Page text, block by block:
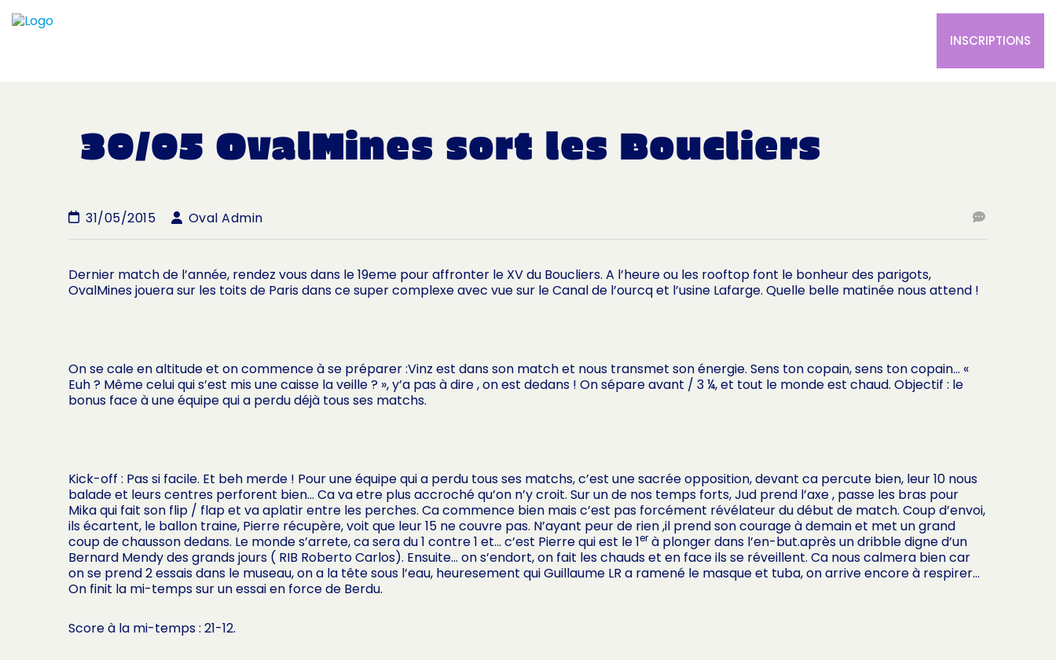
INSCRIPTIONS
30/05 OvalMines sort les Boucliers
31/05/2015 Oval Admin
Dernier match de l’année, rendez vous dans le 19eme pour affronter le XV du Boucliers. A l’heure ou les rooftop font le bonheur des parigots,
OvalMines jouera sur les toits de Paris dans ce super complexe avec vue sur le Canal de l’ourcq et l’usine Lafarge. Quelle belle matinée nous attend !
On se cale en altitude et on commence à se préparer :Vinz est dans son match et nous transmet son énergie. Sens ton copain, sens ton copain… «
Euh ? Même celui qui s’est mis une caisse la veille ? », y’a pas à dire , on est dedans ! On sépare avant / 3 ¼, et tout le monde est chaud. Objectif : le
bonus face à une équipe qui a perdu déjà tous ses matchs.
Kick-off : Pas si facile. Et beh merde ! Pour une équipe qui a perdu tous ses matchs, c’est une sacrée opposition, devant ca percute bien, leur 10 nous
balade et leurs centres perforent bien… Ca va etre plus accroché qu’on n’y croit. Sur un de nos temps forts, Jud prend l’axe , passe les bras pour
Mika qui fait son flip / flap et va aplatir entre les perches. Ca commence bien mais c’est pas forcément révélateur du début de match. Coup d’envoi,
ils écartent, le ballon traine, Pierre récupère, voit que leur 15 ne couvre pas. N’ayant peur de rien ,il prend son courage à demain et met un grand
coup de chausson dedans. Le monde s’arrete, ca sera du 1 contre 1 et… c’est Pierre qui est le 1er à plonger dans l’en-but.après un dribble digne d’un
Bernard Mendy des grands jours ( RIB Roberto Carlos). Ensuite… on s’endort, on fait les chauds et en face ils se réveillent. Ca nous calmera bien car
on se prend 2 essais dans le museau, on a la tête sous l’eau, heuresement qui Guillaume LR a ramené le masque et tuba, on arrive encore à respirer…
On finit la mi-temps sur un essai en force de Berdu.
Score à la mi-temps : 21-12.